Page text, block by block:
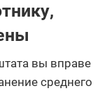
вы вправе
среднего